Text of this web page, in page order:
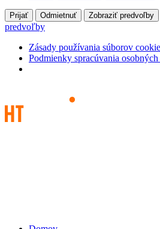
Prijať Odmietnuť Zobraziť predvoľby
predvoľby
Zásady používania súborov cookie
Podmienky spracúvania